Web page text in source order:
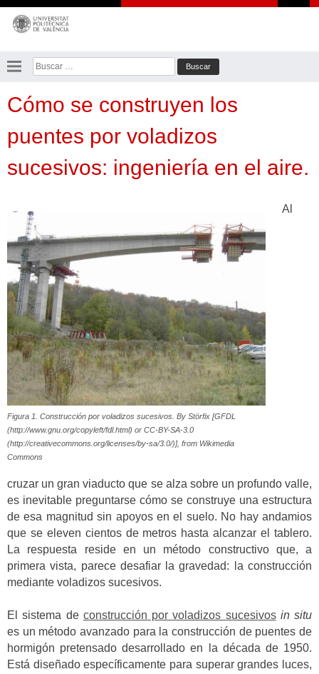
Saltar
contenido
Buscar:
Cómo se construyen los
puentes por voladizos
sucesivos: ingeniería en el aire.
Figura 1. Construcción por voladizos sucesivos. By Störfix [GFDL
(http://www.gnu.org/copyleft/fdl.html) or CC-BY-SA-3.0
(http://creativecommons.org/licenses/by-sa/3.0/)], from Wikimedia
Commons
Al
cruzar un gran viaducto que se alza sobre un profundo valle,
es inevitable preguntarse cómo se construye una estructura
de esa magnitud sin apoyos en el suelo. No hay andamios
que se eleven cientos de metros hasta alcanzar el tablero.
La respuesta reside en un método constructivo que, a
primera vista, parece desafiar la gravedad: la construcción
mediante voladizos sucesivos.
El sistema de construcción por voladizos sucesivos in situ
es un método avanzado para la construcción de puentes de
hormigón pretensado desarrollado en la década de 1950.
Está diseñado específicamente para superar grandes luces,